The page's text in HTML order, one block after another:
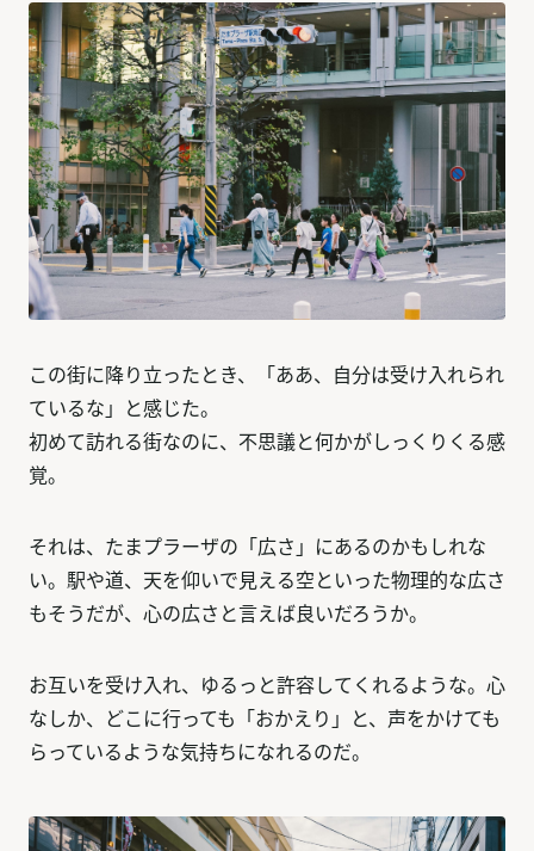
この街に降り立ったとき、「ああ、自分は受け入れられ
ているな」と感じた。
初めて訪れる街なのに、不思議と何かがしっくりくる感
覚。
それは、たまプラーザの「広さ」にあるのかもしれな
い。駅や道、天を仰いで見える空といった物理的な広さ
もそうだが、心の広さと言えば良いだろうか。
お互いを受け入れ、ゆるっと許容してくれるような。心
なしか、どこに行っても「おかえり」と、声をかけても
らっているような気持ちになれるのだ。